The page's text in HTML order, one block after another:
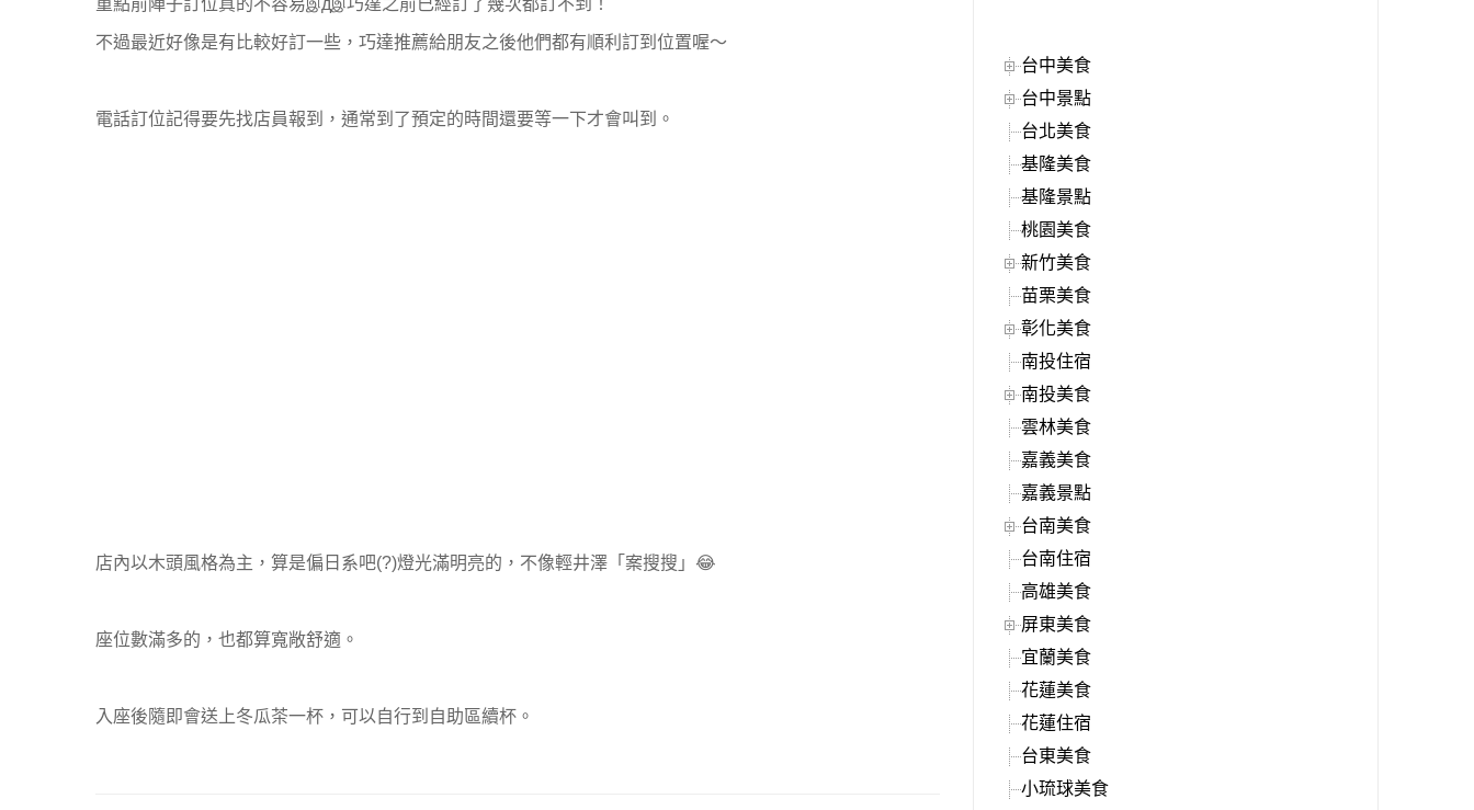
重點前陣子訂位真的不容易இдஇ巧達之前已經訂了幾次都訂不到！
不過最近好像是有比較好訂一些，巧達推薦給朋友之後他們都有順利訂到位置喔～
電話訂位記得要先找店員報到，通常到了預定的時間還要等一下才會叫到。
店內以木頭風格為主，算是偏日系吧(?)燈光滿明亮的，不像輕井澤「案搜搜」😂
座位數滿多的，也都算寬敞舒適。
入座後隨即會送上冬瓜茶一杯，可以自行到自助區續杯。
台中美食
台中景點
台北美食
基隆美食
基隆景點
桃園美食
新竹美食
苗栗美食
彰化美食
南投住宿
南投美食
雲林美食
嘉義美食
嘉義景點
台南美食
台南住宿
高雄美食
屏東美食
宜蘭美食
花蓮美食
花蓮住宿
台東美食
小琉球美食